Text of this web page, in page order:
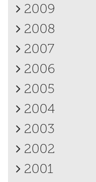
2009
2008
2007
2006
2005
2004
2003
2002
2001